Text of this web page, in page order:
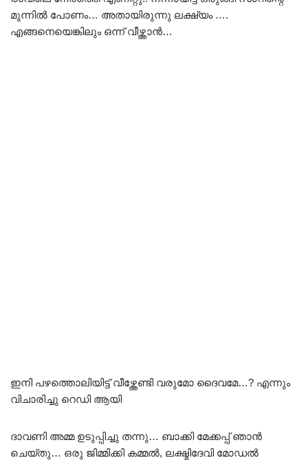
മുന്നിൽ പോണം… അതായിരുന്നു ലക്ഷ്യം ….
എങ്ങനെയെങ്കിലും ഒന്ന് വീഴ്ത്താൻ…
ഇനി പഴത്തൊലിയിട്ട് വീഴ്ത്തേണ്ടി വരുമോ ദൈവമേ…? എന്നും
വിചാരിച്ചു റെഡി ആയി
ദാവണി അമ്മ ഉടുപ്പിച്ചു തന്നു… ബാക്കി മേക്കപ്പ് ഞാൻ
ചെയ്തു… ഒരു ജിമ്മിക്കി കമ്മൽ, ലക്ഷ്മിദേവി മോഡൽ